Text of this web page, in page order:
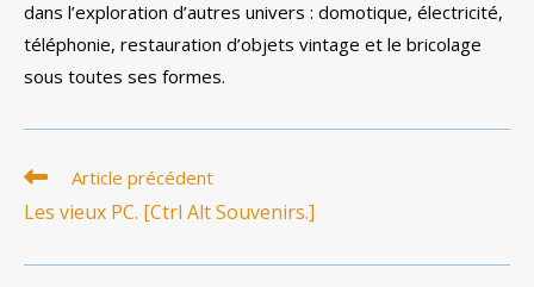
dans l’exploration d’autres univers : domotique, électricité,
téléphonie, restauration d’objets vintage et le bricolage
sous toutes ses formes.
Read
articles
Article précédent
Les vieux PC. [Ctrl Alt Souvenirs.]